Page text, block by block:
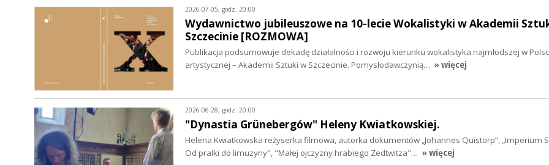
2026-07-05, godz. 20:00
Wydawnictwo jubileuszowe na 10-lecie Wokalistyki w Akademii
Szczecinie [ROZMOWA]
Publikacja podsumowuje dekadę działalności i rozwoju kierunku wokalistyka najmłodszej w
artystycznej – Akademii Sztuki w Szczecinie. Pomysłodawczynią… » więcej
2026-06-28, godz. 20:00
"Dynastia Grünebergów" Heleny Kwiatkowskiej.
Helena Kwiatkowska reżyserka filmowa, autorka dokumentów „Johannes Quistorp”, „Imperium
Od pralki do limuzyny", "Małej ojczyzny hrabiego Zedtwitza"… » więcej